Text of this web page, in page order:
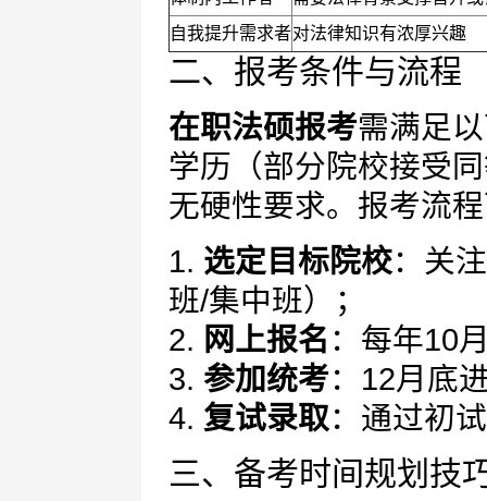
自我提升需求者对法律知识有浓厚兴趣
二、报考条件与流程
在职法硕报考需满足
学历（部分院校接受
无硬性要求。报考流
1. 选定目标院校：关
班/集中班）；
2. 网上报名 ：每年10
3. 参加统考：12月底
4. 复试录取：通过初
三、备考时间规划技